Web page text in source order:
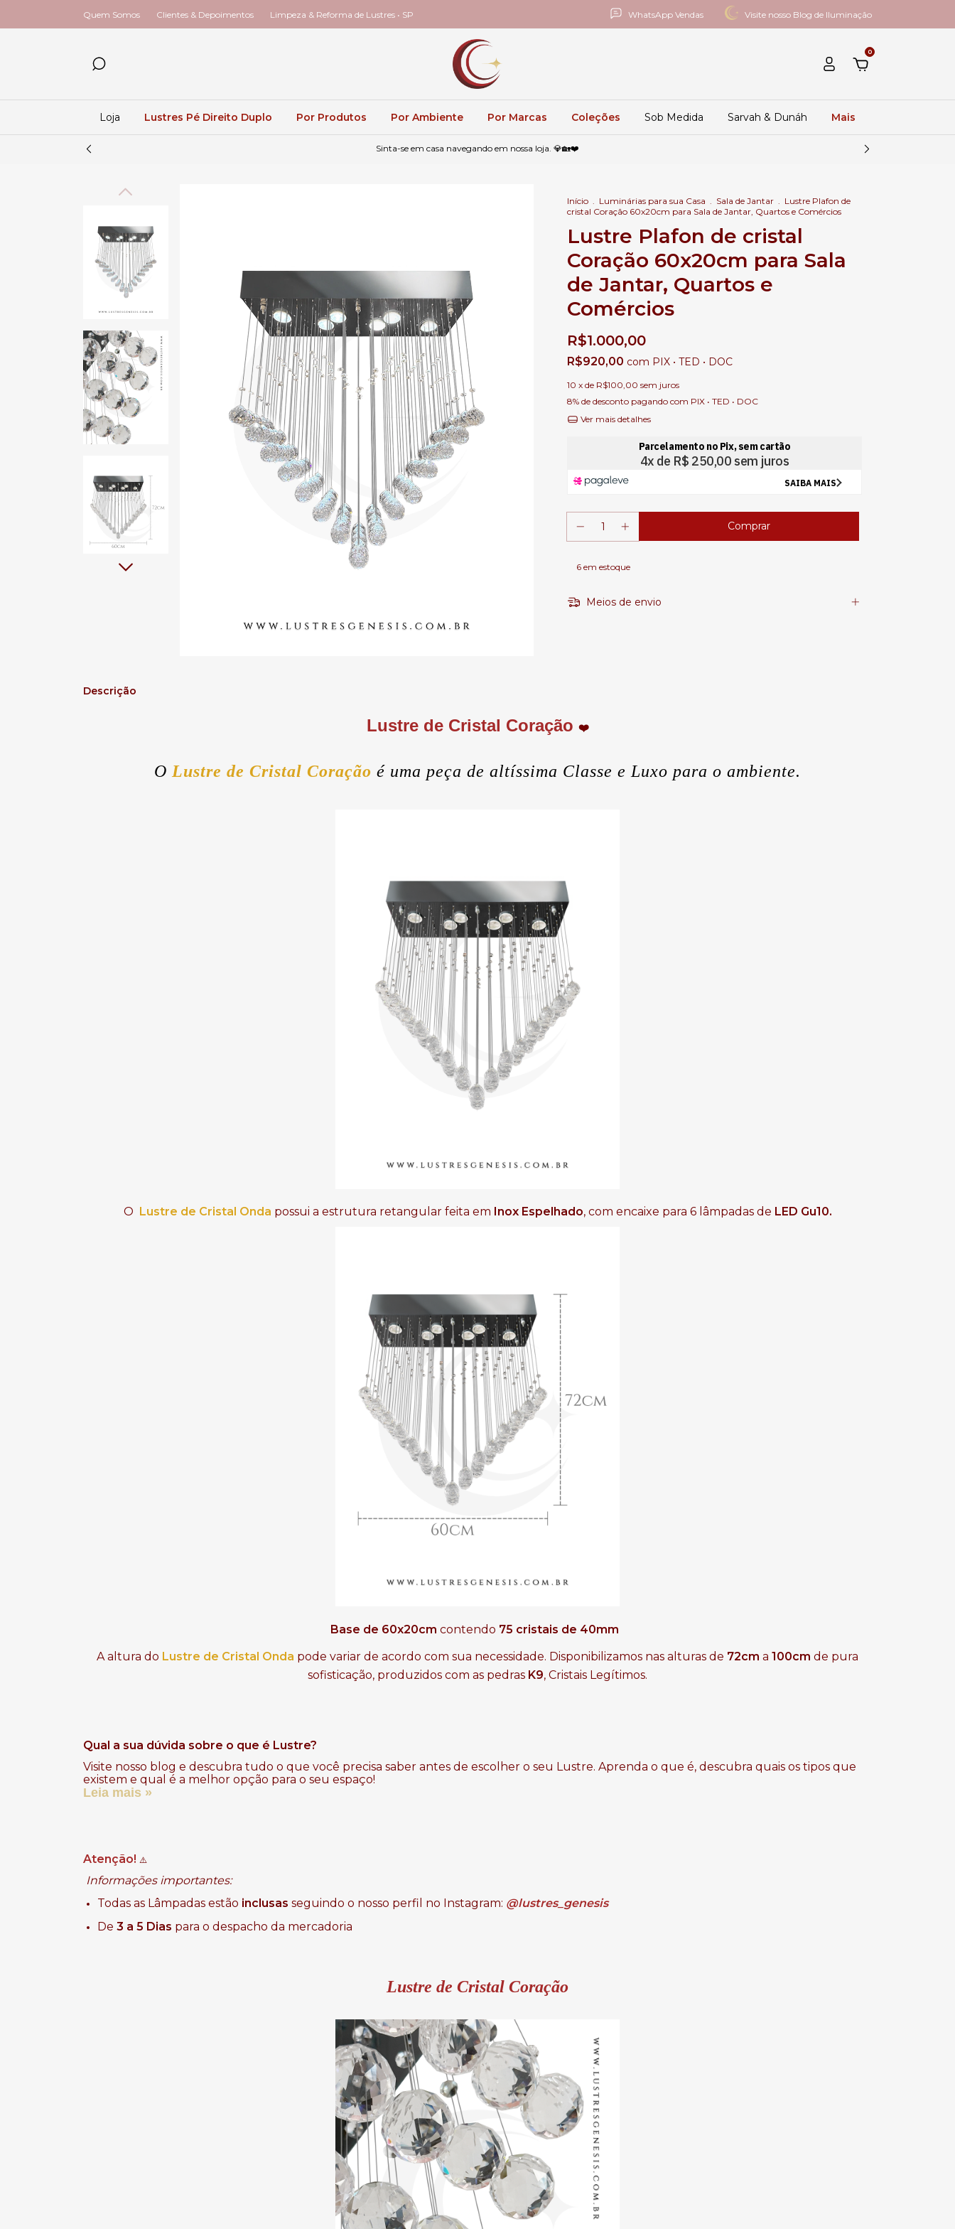
Quem Somos Clientes & Depoimentos Limpeza & Reforma de Lustres • SP WhatsApp Vendas Visite nosso Blog de Iluminação
0
Loja Lustres Pé Direito Duplo Por Produtos Por Ambiente Por Marcas Coleções Sob Medida Sarvah & Dunáh Mais
Sinta-se em casa navegando em nossa loja. 💎🏡❤️
Início . Luminárias para sua Casa . Sala de Jantar . Lustre Plafon de
cristal Coração 60x20cm para Sala de Jantar, Quartos e Comércios
Lustre Plafon de cristal
Coração 60x20cm para Sala
de Jantar, Quartos e
Comércios
R$1.000,00
R$920,00 com PIX • TED • DOC
10 x de R$100,00 sem juros
8% de desconto pagando com PIX • TED • DOC
Ver mais detalhes
6em estoque
Meios de envio
Descrição
Lustre de Cristal Coração ❤️
O Lustre de Cristal Coração é uma peça de altíssima Classe e Luxo para o ambiente.
O Lustre de Cristal Onda possui a estrutura retangular feita em Inox Espelhado, com encaixe para 6 lâmpadas de LED Gu10.
Base de 60x20cm contendo 75 cristais de 40mm
A altura do Lustre de Cristal Onda pode variar de acordo com sua necessidade. Disponibilizamos nas alturas de 72cm a 100cm de pura
sofisticação, produzidos com as pedras K9, Cristais Legítimos.
Qual a sua dúvida sobre o que é Lustre?
Visite nosso blog e descubra tudo o que você precisa saber antes de escolher o seu Lustre. Aprenda o que é, descubra quais os tipos que
existem e qual é a melhor opção para o seu espaço!
Leia mais »
Atenção! ⚠️
Informações importantes:
Todas as Lâmpadas estão inclusas seguindo o nosso perfil no Instagram: @lustres_genesis
De 3 a 5 Dias para o despacho da mercadoria
Lustre de Cristal Coração